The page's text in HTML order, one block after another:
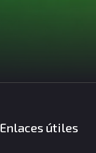
Enlaces útiles